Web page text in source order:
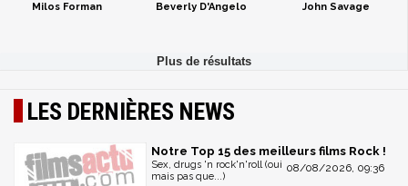
Milos Forman Beverly D'Angelo John Savage
LES DERNIÈRES NEWS
Notre Top 15 des meilleurs films Rock !
08/08/2026, 09:36
Sex, drugs 'n rock'n'roll (oui
mais pas que...)